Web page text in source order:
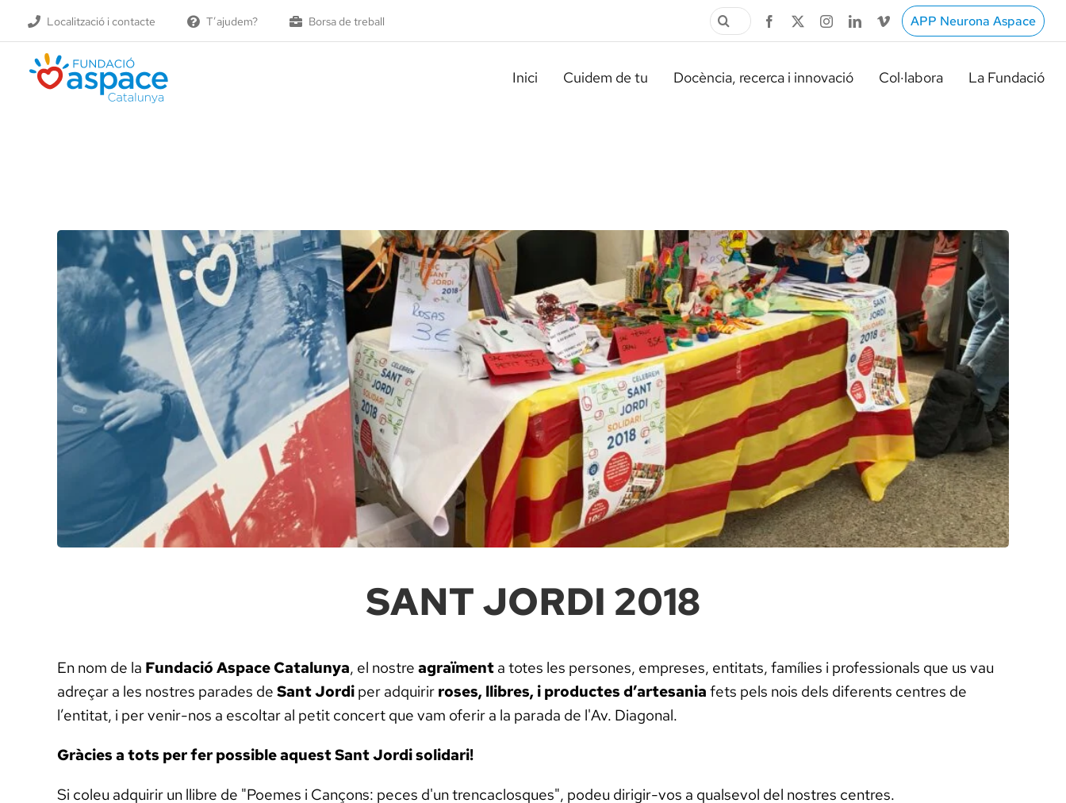
Localització i contacte T’ajudem? Borsa de treball
Cerca
…
APP Neurona Aspace
Inici Cuidem de tu Docència, recerca i innovació Col·labora La Fundació
SANT JORDI 2018
En nom de la Fundació Aspace Catalunya, el nostreagraïmenta totes les persones, empreses, entitats, famílies i professionals que us vau
adreçar a les nostres parades deSant Jordiper adquirirroses, llibres, i productes d’artesaniafets pels nois dels diferents centres de
l’entitat, i per venir-nos a escoltar al petit concert que vam oferir a la parada de l'Av. Diagonal.
Gràcies a tots per fer possible aquest Sant Jordi solidari!
Si coleu adquirir un llibre de "Poemes i Cançons: peces d'un trencaclosques", podeu dirigir-vos a qualsevol del nostres centres.